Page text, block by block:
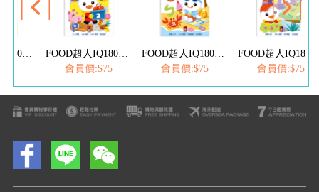
會員價:$75
會員價:$75
會員價:$75